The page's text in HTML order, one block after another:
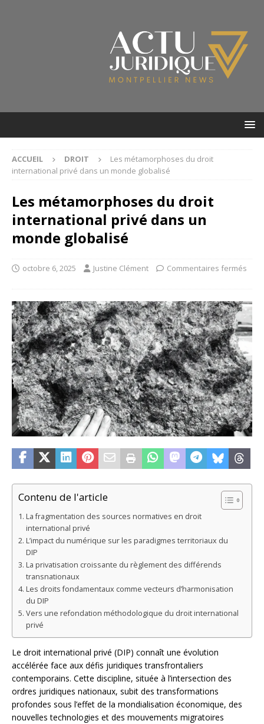
ACCUEIL DROIT
Les métamorphoses du droit
international privé dans un monde globalisé
Les métamorphoses du droit
international privé dans un
monde globalisé
octobre 6, 2025 Justine Clément Commentaires fermés
Contenu de l'article
La fragmentation des sources normatives en droit
international privé
L’impact du numérique sur les paradigmes territoriaux du
DIP
La privatisation croissante du règlement des différends
transnationaux
Les droits fondamentaux comme vecteurs d’harmonisation
du DIP
Vers une refondation méthodologique du droit international
privé
Le droit international privé (DIP) connaît une évolution
accélérée face aux défis juridiques transfrontaliers
contemporains. Cette discipline, située à l’intersection des
ordres juridiques nationaux, subit des transformations
profondes sous l’effet de la mondialisation économique, des
nouvelles technologies et des mouvements migratoires